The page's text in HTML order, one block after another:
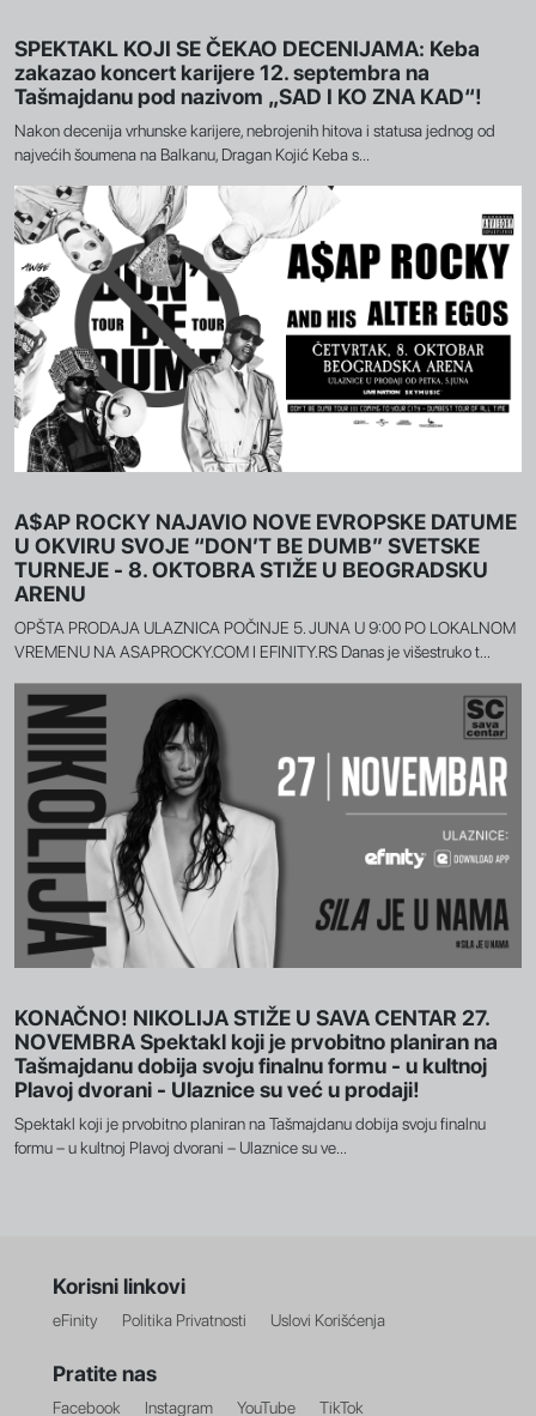
SPEKTAKL KOJI SE ČEKAO DECENIJAMA: Keba
zakazao koncert karijere 12. septembra na
Tašmajdanu pod nazivom „SAD I KO ZNA KAD“!
Nakon decenija vrhunske karijere, nebrojenih hitova i statusa jednog od
najvećih šoumena na Balkanu, Dragan Kojić Keba s...
A$AP ROCKY NAJAVIO NOVE EVROPSKE DATUME
U OKVIRU SVOJE “DON’T BE DUMB” SVETSKE
TURNEJE - 8. OKTOBRA STIŽE U BEOGRADSKU
ARENU
OPŠTA PRODAJA ULAZNICA POČINJE 5. JUNA U 9:00 PO LOKALNOM
VREMENU NA ASAPROCKY.COM I EFINITY.RS Danas je višestruko t...
KONAČNO! NIKOLIJA STIŽE U SAVA CENTAR 27.
NOVEMBRA Spektakl koji je prvobitno planiran na
Tašmajdanu dobija svoju finalnu formu - u kultnoj
Plavoj dvorani - Ulaznice su već u prodaji!
Spektakl koji je prvobitno planiran na Tašmajdanu dobija svoju finalnu
formu – u kultnoj Plavoj dvorani – Ulaznice su ve...
Korisni linkovi
eFinity Politika Privatnosti Uslovi Korišćenja
Pratite nas
Facebook Instagram YouTube TikTok